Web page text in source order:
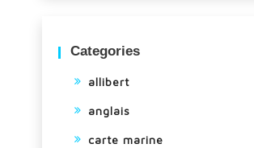
Categories
allibert
anglais
carte marine